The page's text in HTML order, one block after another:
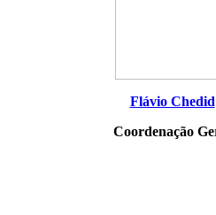
Flávio Chedid
Coordenação